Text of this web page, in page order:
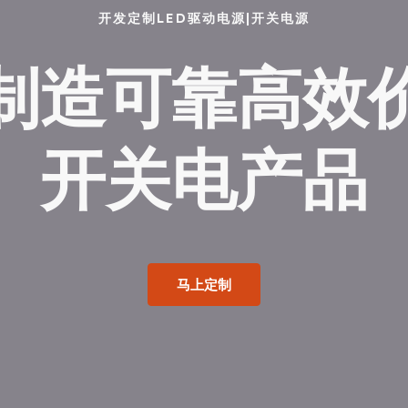
开发定制LED驱动电源|开关电源
造可靠高效
开关电产品
马上定制